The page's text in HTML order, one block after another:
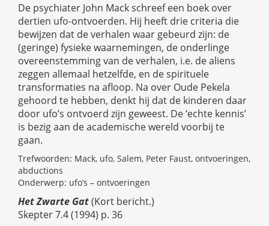
De psychiater John Mack schreef een boek over
dertien ufo-ontvoerden. Hij heeft drie criteria die
bewijzen dat de verhalen waar gebeurd zijn: de
(geringe) fysieke waarnemingen, de onderlinge
overeenstemming van de verhalen, i.e. de aliens
zeggen allemaal hetzelfde, en de spirituele
transformaties na afloop. Na over Oude Pekela
gehoord te hebben, denkt hij dat de kinderen daar
door ufo’s ontvoerd zijn geweest. De ‘echte kennis’
is bezig aan de academische wereld voorbij te
gaan.
Trefwoorden: Mack, ufo, Salem, Peter Faust, ontvoeringen,
abductions
Onderwerp: ufo’s – ontvoeringen
Het Zwarte Gat(Kort bericht.)
Skepter 7.4 (1994) p. 36